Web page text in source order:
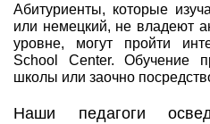
Абитуриенты, которые
или немецкий, не владеют
уровне, могут пройти
School Center. Обучение
школы или заочно
Наши педагоги